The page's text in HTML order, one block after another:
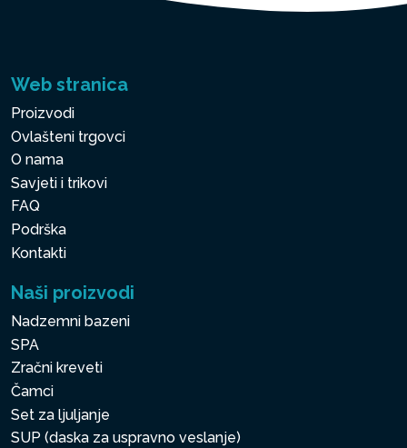
Web stranica
Proizvodi
Ovlašteni trgovci
O nama
Savjeti i trikovi
FAQ
Podrška
Kontakti
Naši proizvodi
Nadzemni bazeni
SPA
Zračni kreveti
Čamci
Set za ljuljanje
SUP (daska za uspravno veslanje)